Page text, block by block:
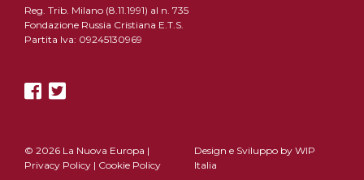
Reg. Trib. Milano (8.11.1991) al n. 735
Fondazione Russia Cristiana E.T.S.
Partita Iva: 09245130969
© 2026 La Nuova Europa |
Privacy Policy | Cookie Policy
Design e Sviluppo by WIP
Italia